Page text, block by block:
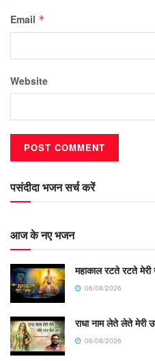
Email *
Website
पसंदीदा भजन सर्च करें
आज के नए भजन
महाकाल रटते रटते मेरी
06/08/2026
राधा नाम लेते लेते मेरी
06/08/2026